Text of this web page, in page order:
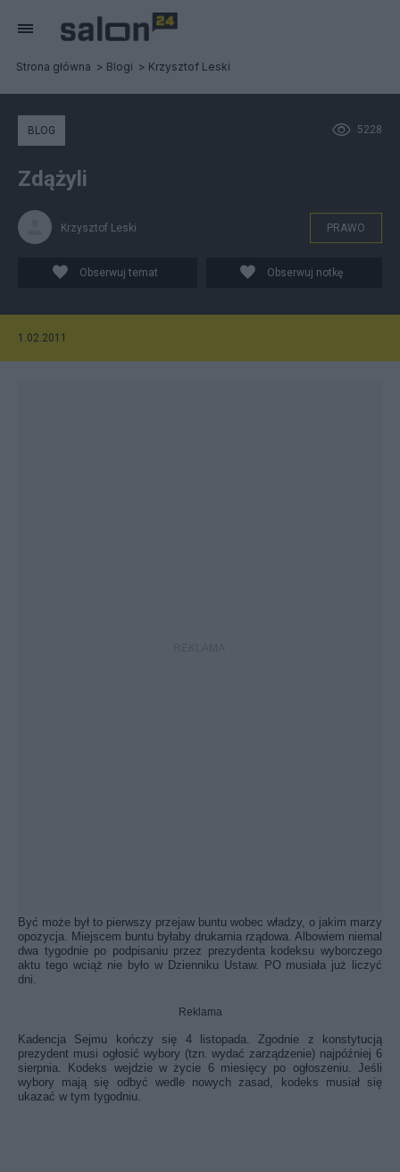
Strona główna Blogi Krzysztof Leski
5228
BLOG
Zdążyli
Krzysztof Leski PRAWO
Obserwuj temat Obserwuj notkę
1.02.2011
Być może był to pierwszy przejaw buntu wobec władzy, o jakim marzy
opozycja. Miejscem buntu byłaby drukarnia rządowa. Albowiem niemal
dwa tygodnie po podpisaniu przez prezydenta kodeksu wyborczego
aktu tego wciąż nie było w Dzienniku Ustaw. PO musiała już liczyć
dni.
Reklama
Kadencja Sejmu kończy się 4 listopada. Zgodnie z konstytucją
prezydent musi ogłosić wybory (tzn. wydać zarządzenie) najpóźniej 6
sierpnia. Kodeks wejdzie w życie 6 miesięcy po ogłoszeniu. Jeśli
wybory mają się odbyć wedle nowych zasad, kodeks musiał się
ukazać w tym tygodniu.